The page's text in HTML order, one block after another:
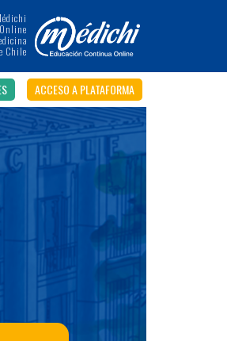
Chile
ACCESO A PLATAFORMA